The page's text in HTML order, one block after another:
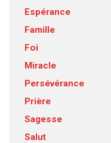
Espérance
Famille
Foi
Miracle
Persévérance
Prière
Sagesse
Salut